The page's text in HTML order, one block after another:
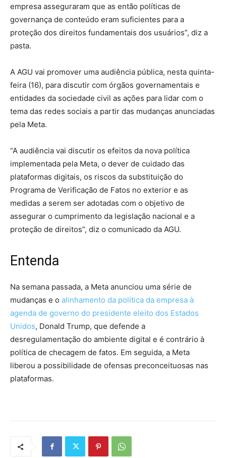
empresa asseguraram que as então políticas de
governança de conteúdo eram suficientes para a
proteção dos direitos fundamentais dos usuários”, diz a
pasta.
A AGU vai promover uma audiência pública, nesta quinta-
feira (16), para discutir com órgãos governamentais e
entidades da sociedade civil as ações para lidar com o
tema das redes sociais a partir das mudanças anunciadas
pela Meta.
“A audiência vai discutir os efeitos da nova política
implementada pela Meta, o dever de cuidado das
plataformas digitais, os riscos da substituição do
Programa de Verificação de Fatos no exterior e as
medidas a serem ser adotadas com o objetivo de
assegurar o cumprimento da legislação nacional e a
proteção de direitos”, diz o comunicado da AGU.
Entenda
Na semana passada, a Meta anunciou uma série de
mudanças e o alinhamento da política da empresa à
agenda de governo do presidente eleito dos Estados
Unidos, Donald Trump, que defende a
desregulamentação do ambiente digital e é contrário à
política de checagem de fatos. Em seguida, a Meta
liberou a possibilidade de ofensas preconceituosas nas
plataformas.